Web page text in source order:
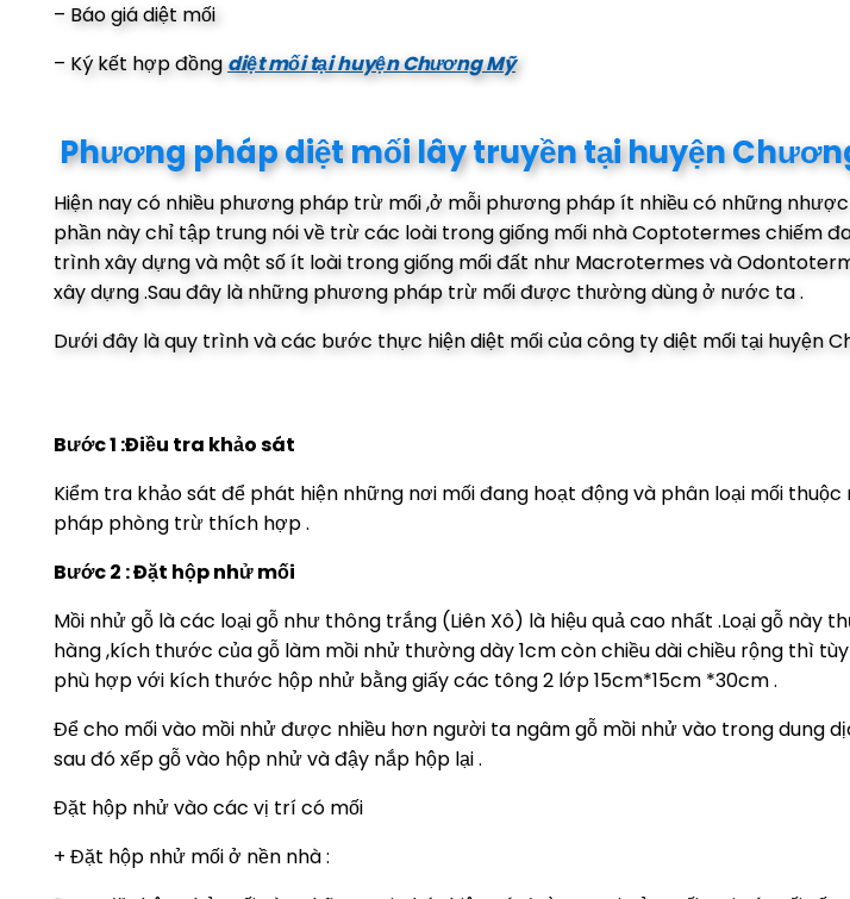
– Báo giá diệt mối
– Ký kết hợp đồngdiệt mối tại huyện Chương Mỹ
Phương pháp diệt mối lây truyền tại huyện
Hiện nay có nhiều phương pháp trừ mối ,ở mỗi phương pháp ít nhiều có những
phần này chỉ tập trung nói về trừ các loài trong giống mối nhà Coptotermes chiếm
trình xây dựng và một số ít loài trong giống mối đất như Macrotermes và
xây dựng .Sau đây là những phương pháp trừ mối được thường dùng ở nước ta .
Dưới đây là quy trình và các bước thực hiện diệt mối của công ty diệt mối tại huyện
Bước 1 :Điều tra khảo sát
Kiểm tra khảo sát để phát hiện những nơi mối đang hoạt động và phân loại mối
pháp phòng trừ thích hợp .
Bước 2 : Đặt hộp nhử mối
Mồi nhử gỗ là các loại gỗ như thông trắng (Liên Xô) là hiệu quả cao nhất .Loại gỗ này
hàng ,kích thước của gỗ làm mồi nhử thường dày 1cm còn chiều dài chiều rộng thì
phù hợp với kích thước hộp nhử bằng giấy các tông 2 lớp 15cm*15cm *30cm .
Để cho mối vào mồi nhử được nhiều hơn người ta ngâm gỗ mồi nhử vào trong dung
sau đó xếp gỗ vào hộp nhử và đậy nắp hộp lại .
Đặt hộp nhử vào các vị trí có mối
+ Đặt hộp nhử mối ở nền nhà :